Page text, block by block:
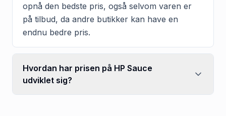
opnå den bedste pris, også selvom varen er
på tilbud, da andre butikker kan have en
endnu bedre pris.
Hvordan har prisen på HP Sauce
udviklet sig?